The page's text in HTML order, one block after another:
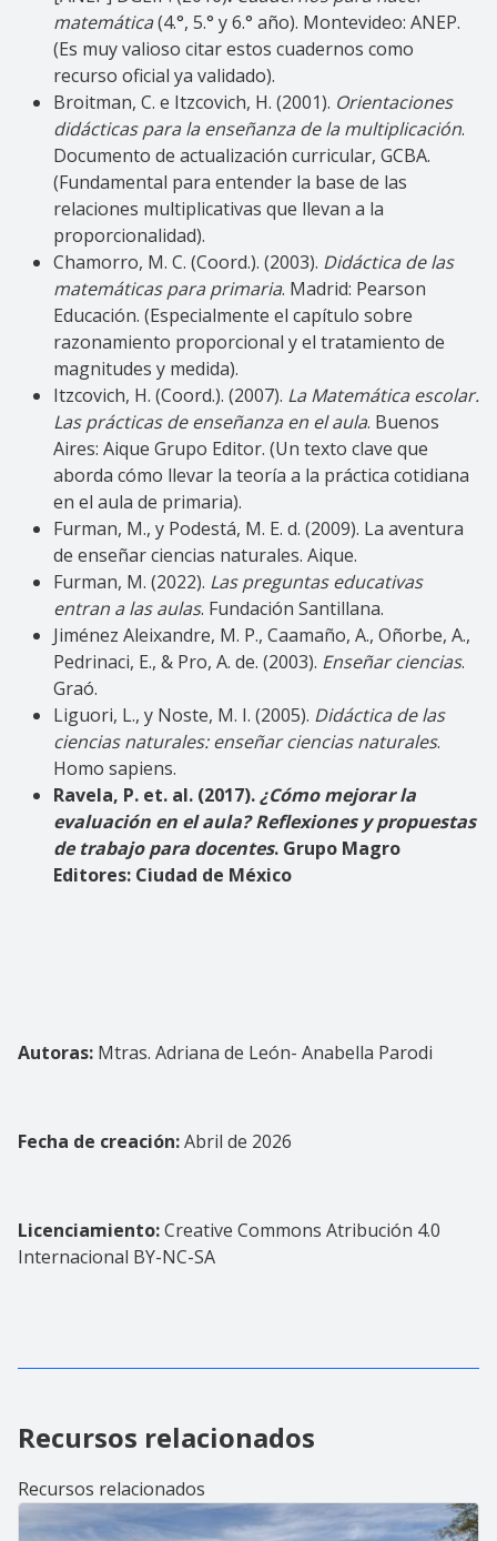
matemática(4.°, 5.° y 6.° año). Montevideo: ANEP.
(Es muy valioso citar estos cuadernos como
recurso oficial ya validado).
Broitman, C. e Itzcovich, H. (2001). Orientaciones
didácticas para la enseñanza de la multiplicación.
Documento de actualización curricular, GCBA.
(Fundamental para entender la base de las
relaciones multiplicativas que llevan a la
proporcionalidad).
Chamorro, M. C. (Coord.). (2003). Didáctica de las
matemáticas para primaria. Madrid: Pearson
Educación. (Especialmente el capítulo sobre
razonamiento proporcional y el tratamiento de
magnitudes y medida).
Itzcovich, H. (Coord.). (2007). La Matemática escolar.
Las prácticas de enseñanza en el aula. Buenos
Aires: Aique Grupo Editor. (Un texto clave que
aborda cómo llevar la teoría a la práctica cotidiana
en el aula de primaria).
Furman, M., y Podestá, M. E. d. (2009). La aventura
de enseñar ciencias naturales. Aique.
Furman, M. (2022). Las preguntas educativas
entran a las aulas. Fundación Santillana.
Jiménez Aleixandre, M. P., Caamaño, A., Oñorbe, A.,
Pedrinaci, E., & Pro, A. de. (2003). Enseñar ciencias.
Graó.
Liguori, L., y Noste, M. I. (2005). Didáctica de las
ciencias naturales: enseñar ciencias naturales.
Homo sapiens.
Ravela, P. et. al. (2017).¿Cómo mejorar la
evaluación en el aula? Reflexiones y propuestas
de trabajo para docentes. Grupo Magro
Editores: Ciudad de México
Autoras: Mtras. Adriana de León- Anabella Parodi
Fecha de creación:Abril de 2026
Licenciamiento:Creative Commons Atribución 4.0
Internacional BY-NC-SA
Recursos relacionados
Recursos relacionados